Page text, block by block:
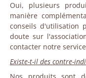
Oui, plusieurs
manière
conseils d'utilisation
doute sur
contacter notre
Existe-t-il des contre-